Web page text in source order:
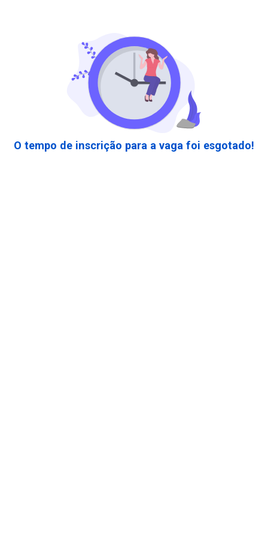
O tempo de inscrição para a vaga foi esgotado!